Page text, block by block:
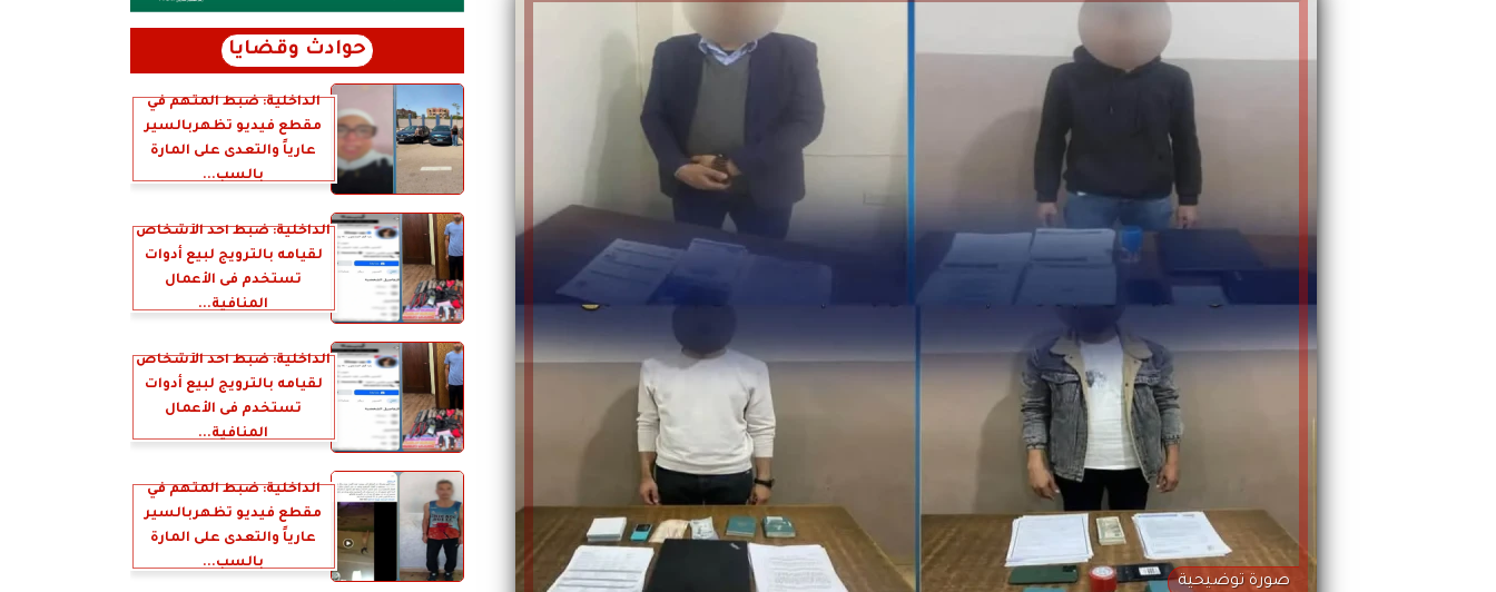
صورة توضيحية
حوادث وقضايا
الداخلية: ضبط المتهم في
مقطع فيديو تظهربالسير
عارياً والتعدى على المارة
بالسب...
الداخلية: ضبط أحد الأشخاص
لقيامه بالترويج لبيع أدوات
تستخدم فى الأعمال
المنافية...
الداخلية: ضبط أحد الأشخاص
لقيامه بالترويج لبيع أدوات
تستخدم فى الأعمال
المنافية...
الداخلية: ضبط المتهم في
مقطع فيديو تظهربالسير
عارياً والتعدى على المارة
بالسب...